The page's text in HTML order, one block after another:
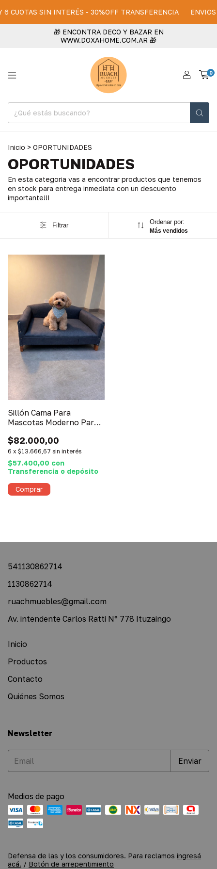
CUOTAS SIN INTERÉS - 30%OFF TRANSFERENCIA
🎁 ENCONTRA DECO Y BAZAR EN
WWW.DOXAHOME.COM.AR 🎁
0
Inicio > OPORTUNIDADES
OPORTUNIDADES
En esta categoria vas a encontrar productos que tenemos
en stock para entrega inmediata con un descuento
importante!!!
Filtrar Ordenar por:
Más vendidos
Sillón Cama Para
Mascotas Moderno Para
$82.000,00
6 x $13.666,67 sin interés
$57.400,00 con
Transferencia o depósito
Comprar
541130862714
1130862714
ruachmuebles@gmail.com
Av. intendente Carlos Ratti N° 778 Ituzaingo
Inicio
Productos
Contacto
Quiénes Somos
Newsletter
Medios de pago
Defensa de las y los consumidores. Para reclamos ingresá
acá. / Botón de arrepentimiento